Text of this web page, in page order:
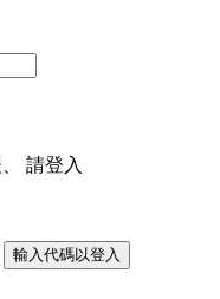
請登入
輸入代碼以登入